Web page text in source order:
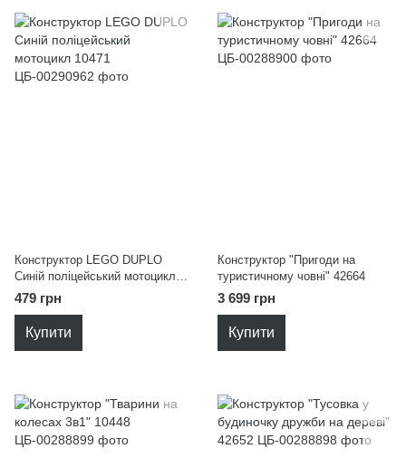
Конструктор LEGO DUPLO
Синій поліцейський мотоцикл
10471
479 грн
Купити
Конструктор "Пригоди на
туристичному човні" 42664
3 699 грн
Купити